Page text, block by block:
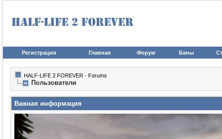
Регистрация Главная Форум Баны
HALF-LIFE 2 FOREVER - Forums
Пользователи
Важная информация